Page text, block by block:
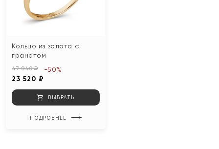
Кольцо из золота с
гранатом
47 040 ₽
23 520 ₽
-50%
ВЫБРАТЬ
ПОДРОБНЕЕ